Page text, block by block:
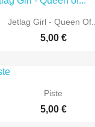
 Aperçu rapide
Jetlag Girl - Queen Of...
5,00 €
Aperçu rapide
Piste
5,00 €